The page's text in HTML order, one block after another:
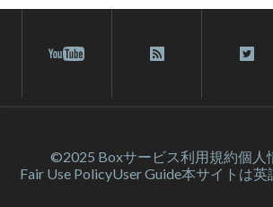
©2025 Boxサービス利⽤規約個人
Fair Use PolicyUser Guide本サイトは英